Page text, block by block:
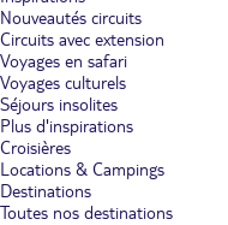
Nouveautés circuits
Circuits avec extension
Voyages en safari
Voyages culturels
Séjours insolites
Plus d'inspirations
Croisières
Locations & Campings
Destinations
Toutes nos destinations